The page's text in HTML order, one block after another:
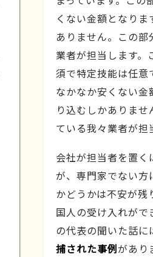
くない金額となり
ありません。この
業者が担当します。
須で特定技能は任意
なかなか安くない
り込むしかありま
ている我々業者が担
会社が担当者を置
が、専門家でない方
かどうかは不安が残
国人の受け入れがで
の代表の聞いた話に
捕された事例があり